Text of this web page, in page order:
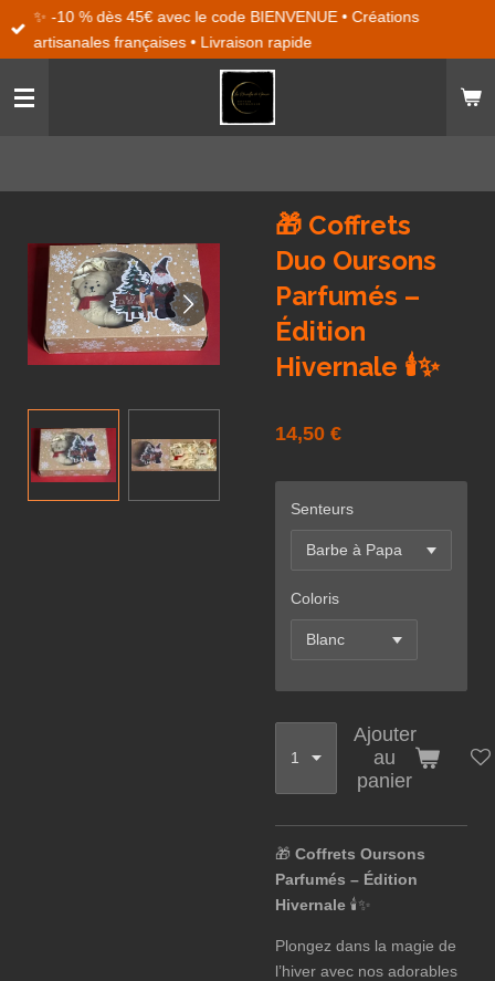
Passer
principal
✨ -10 % dès 45€ avec le code BIENVENUE • Créations
artisanales françaises • Livraison rapide
🎁 Coffrets
Duo Oursons
Parfumés –
Édition
Hivernale 🕯️✨
14,50 €
Senteurs
Coloris
Ajouter
au
panier
🎁 Coffrets Oursons
Parfumés – Édition
Hivernale 🕯️✨
Plongez dans la magie de
l’hiver avec nos adorables